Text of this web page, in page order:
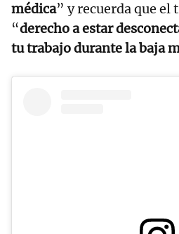
médica” y recuerda que el
“derecho a estar
tu trabajo durante la baja